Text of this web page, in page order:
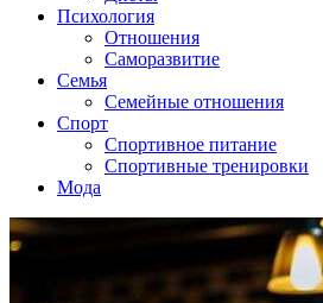
Психология
Отношения
Саморазвитие
Семья
Семейные отношения
Спорт
Спортивное питание
Спортивные тренировки
Мода